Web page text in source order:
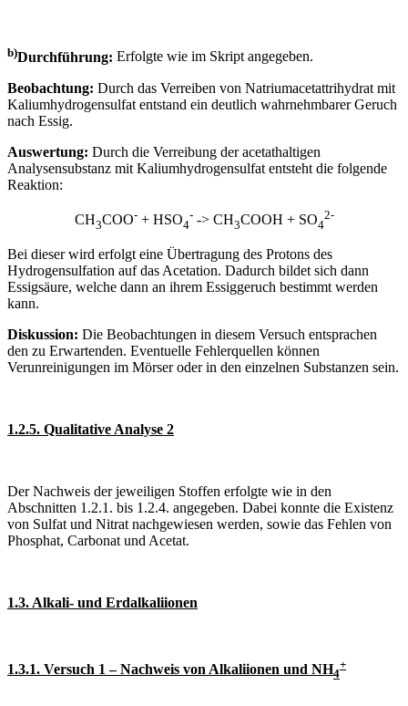
b)Durchführung: Erfolgte wie im Skript angegeben.
Beobachtung: Durch das Verreiben von Natriumacetattrihydrat mit
Kaliumhydrogensulfat entstand ein deutlich wahrnehmbarer Geruch
nach Essig.
Auswertung: Durch die Verreibung der acetathaltigen
Analysensubstanz mit Kaliumhydrogensulfat entsteht die folgende
Reaktion:
CH3COO-+ HSO4
--> CH3COOH + SO4
2-
Bei dieser wird erfolgt eine Übertragung des Protons des
Hydrogensulfation auf das Acetation. Dadurch bildet sich dann
Essigsäure, welche dann an ihrem Essiggeruch bestimmt werden
kann.
Diskussion: Die Beobachtungen in diesem Versuch entsprachen
den zu Erwartenden. Eventuelle Fehlerquellen können
Verunreinigungen im Mörser oder in den einzelnen Substanzen sein.
1.2.5. Qualitative Analyse 2
Der Nachweis der jeweiligen Stoffen erfolgte wie in den
Abschnitten 1.2.1. bis 1.2.4. angegeben. Dabei konnte die Existenz
von Sulfat und Nitrat nachgewiesen werden, sowie das Fehlen von
Phosphat, Carbonat und Acetat.
1.3. Alkali- und Erdalkaliionen
1.3.1. Versuch 1 – Nachweis von Alkaliionen und NH4
+